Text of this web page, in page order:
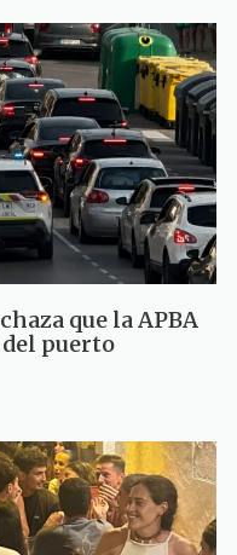
que la APBA
del puerto